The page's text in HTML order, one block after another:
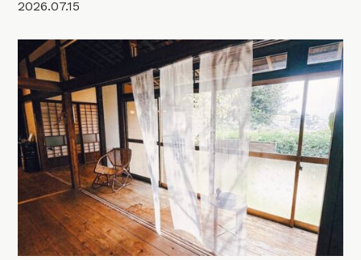
2026.07.15